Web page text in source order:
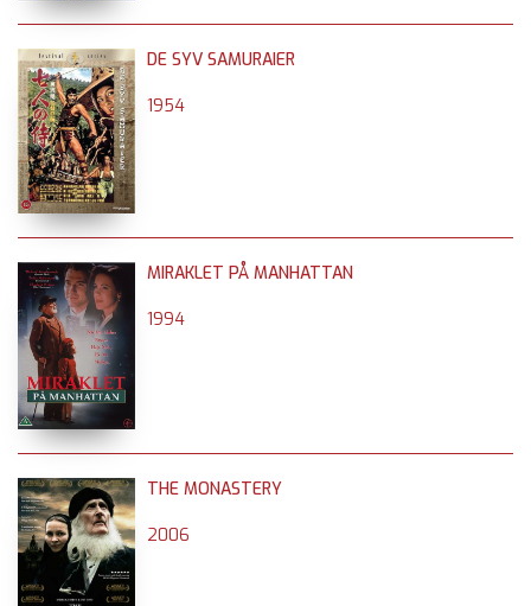
DE SYV SAMURAIER
1954
MIRAKLET PÅ MANHATTAN
1994
THE MONASTERY
2006